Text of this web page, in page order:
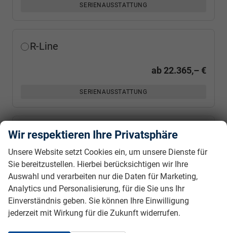
SERIENAUSSTATTUNG
R-Line
ab22.365,– €
SERIENAUSSTATTUNG
R-Line Limited
ab22.985,– €
SERIENAUSSTATTUNG
Fahrzeugnr.
Wir respektieren Ihre Privatsphäre
Unsere Website setzt Cookies ein, um unsere Dienste für
Sie bereitzustellen. Hierbei berücksichtigen wir Ihre
Auswahl und verarbeiten nur die Daten für Marketing,
Analytics und Personalisierung, für die Sie uns Ihr
Einverständnis geben. Sie können Ihre Einwilligung
jederzeit mit Wirkung für die Zukunft widerrufen.